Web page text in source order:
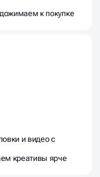
к покупке
и видео с
креативы ярче